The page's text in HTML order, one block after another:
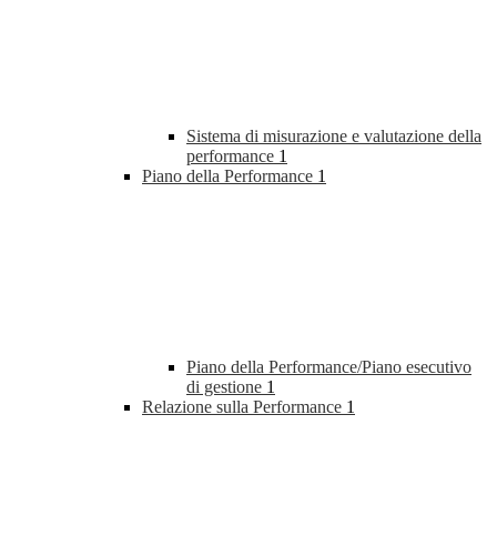
Sistema di misurazione e valutazione della
performance 1
Piano della Performance 1
Piano della Performance/Piano esecutivo
di gestione 1
Relazione sulla Performance 1